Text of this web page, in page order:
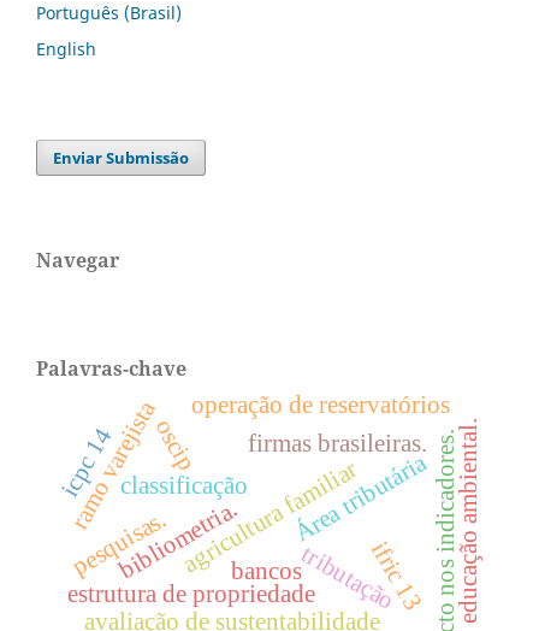
Português (Brasil)
English
Enviar Submissão
Navegar
Palavras-chave
classificação Área tributária
tributação
estrutura de propriedade
firmas brasileiras.
avaliação de sustentabilidade
agricultura familiar
bibliometria.bancos impacto nos indicadores.
pesquisas.
oscip
ramo varejista educação ambiental.
ifric 13
operação de reservatórios
icpc 14